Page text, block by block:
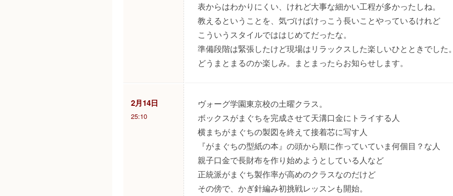
表からはわかりにくい、けれど大事な細かい工程が多かったしね。
教えるということを、気づけばけっこう長いことやっているけれど
こういうスタイルでははじめてだったな。
準備段階は緊張したけど現場はリラックスした楽しいひとときでした。
どうまとまるのか楽しみ。まとまったらお知らせします。
2月14日
25:10
ヴォーグ学園東京校の土曜クラス。
ボックスがまぐちを完成させて天溝口金にトライする人
横まちがまぐちの製図を終えて接着芯に写す人
『がまぐちの型紙の本』の頭から順に作っていていま何個目？な人
親子口金で長財布を作り始めようとしている人など
正統派がまぐち製作率が高めのクラスなのだけど
その傍で、かぎ針編み初挑戦レッスンも開始。